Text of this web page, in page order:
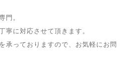
門。
寧に対応させて頂きます。
承っておりますので、お気軽にお問